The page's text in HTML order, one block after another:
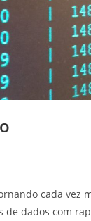
cada vez
de dados com